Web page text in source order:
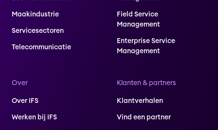
Maakindustrie
Servicesectoren
Telecommunicatie
Field Service
Management
Enterprise Service
Management
Over
Over IFS
Werken bij IFS
Klanten & partners
Klantverhalen
Vind een partner